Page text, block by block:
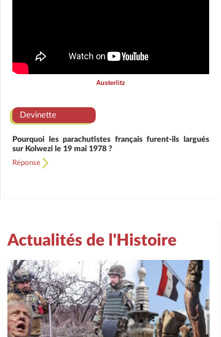
Austerlitz
Devinette
Pourquoi les parachutistes français furent-ils largués
sur Kolwezi le 19 mai 1978 ?
Réponse
Actualités de l'Histoire